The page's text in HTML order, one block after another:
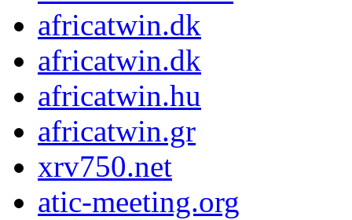
africatwin.dk
africatwin.dk
africatwin.hu
africatwin.gr
xrv750.net
atic-meeting.org